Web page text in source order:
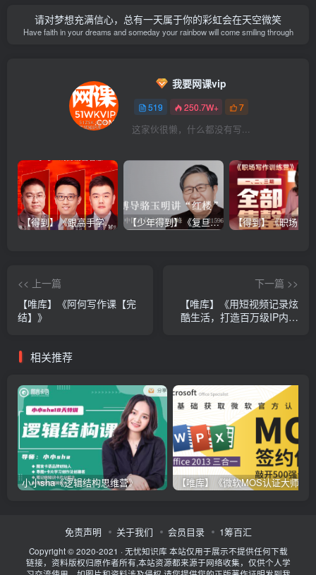
请对梦想充满信心，总有一天属于你的彩虹会在天空微笑
Have faith in your dreams and someday your rainbow will come smiling through
我要网课vip
519 250.7W+ 7
这家伙很懒，什么都没有写...
【得到】《跟高手学销售系列课》 【少年得到】《复旦博导骆玉明讲“红楼”》
<< 上一篇
【唯库】《阿何写作课【完
结】》
下一篇 >>
【唯库】《用短视频记录炫
酷生活，打造百万级IP内容
相关推荐
小小sha《逻辑结构思维营》
免责声明 关于我们 会员目录 1筹百汇
Copyright © 2020-2021 · 无忧知识库 本站仅用于展示不提供任何下载
链接，资料版权归原作者所有,本站资源都来源于网络收集，仅供个人学